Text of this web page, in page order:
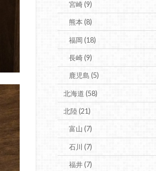
宮崎(9)
熊本(8)
福岡(18)
長崎(9)
鹿児島(5)
北海道 (58)
北陸(21)
富山(7)
石川(7)
福井(7)